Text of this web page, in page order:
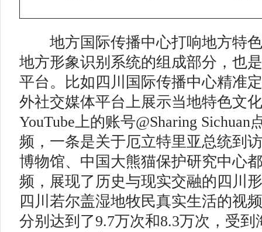
地方国际传播中心打响地方特色
地方形象识别系统的组成部分，也
平台。比如四川国际传播中心精准
外社交媒体平台上展示当地特色文
YouTube上的账号@Sharing
频，一条是关于厄立特里亚总统到
博物馆、中国大熊猫保护研究中心
频，展现了历史与现实交融的四川
四川若尔盖湿地牧民真实生活的视
分别达到了9.7万次和8.3万次，受